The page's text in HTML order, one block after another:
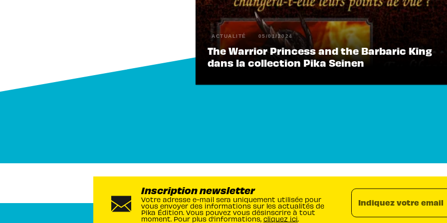
ACTUALITÉ 05/01/2024
The Warrior Princess and the Barbaric King
dans la collection Pika Seinen
Inscription newsletter
Votre adresse e-mail sera uniquement utilisée pour
vous envoyer des informations sur les actualités de
Pika Édition. Vous pouvez vous désinscrire à tout
moment. Pour plus d’informations, cliquez ici
Indiquez votre email